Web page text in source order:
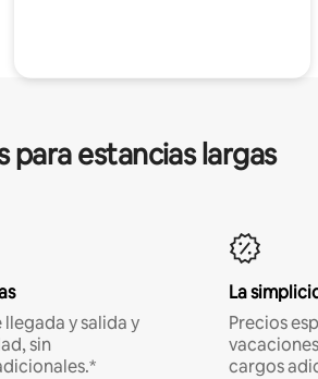
estancias largas
y salida y
sin
La
Precios
cargos